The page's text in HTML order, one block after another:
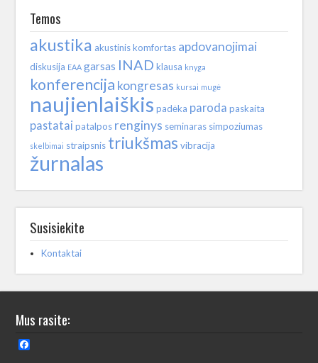
Temos
akustika akustinis komfortas apdovanojimai
diskusija EAA garsas INAD klausa knyga
konferencija kongresas kursai mugė
naujienlaiškis padėka paroda paskaita
pastatai patalpos renginys seminaras simpoziumas
skelbimai straipsnis triukšmas vibracija
žurnalas
Susisiekite
Kontaktai
Mus rasite: